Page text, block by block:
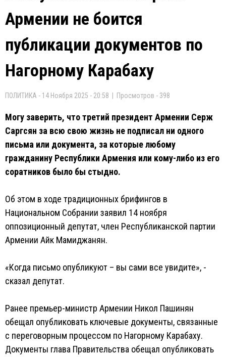
Армении не боится
публикации документов по
Нагорному Карабаху
ПОЛИТИКА - 14 Ноября 2025 - 20:58 | Просмотров - 398
Могу заверить, что третий президент Армении Серж
Саргсян за всю свою жизнь не подписал ни одного
письма или документа, за которые любому
гражданину Республики Армения или кому-либо из его
соратников было бы стыдно.
Об этом в ходе традиционных брифингов в
Национальном Собрании заявил 14 ноября
оппозиционный депутат, член Республиканской партии
Армении Айк Мамиджанян.
«Когда письмо опубликуют – вы сами все увидите», -
сказал депутат.
Ранее премьер-министр Армении Никол Пашинян
обещал опубликовать ключевые документы, связанные
с переговорным процессом по Нагорному Карабаху.
Документы глава Правительства обещал опубликовать